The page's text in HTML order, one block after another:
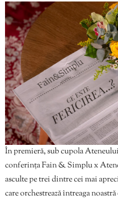
În premieră, sub cupola
conferința Fain & Simplu x
asculte pe trei dintre cei mai
care orchestrează întreaga